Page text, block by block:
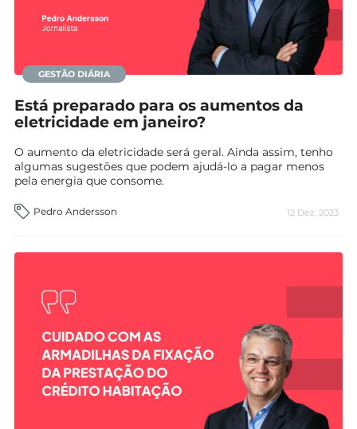
GESTÃO DIÁRIA
Está preparado para os aumentos da
eletricidade em janeiro?
O aumento da eletricidade será geral. Ainda assim, tenho
algumas sugestões que podem ajudá-lo a pagar menos
pela energia que consome.
Pedro Andersson 12 Dez, 2023